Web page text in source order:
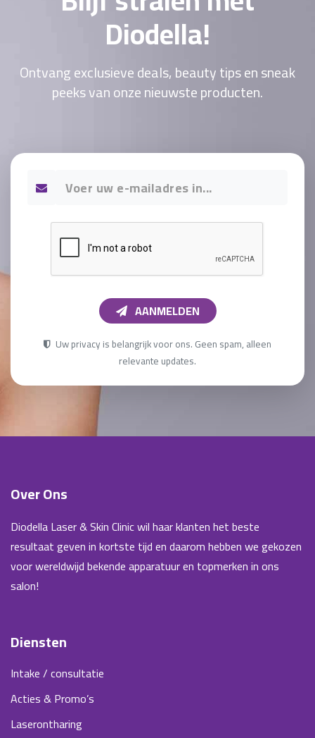
Diodella!
Ontvang exclusieve deals, beauty tips en sneak
peeks van onze nieuwste producten.
AANMELDEN
Uw privacy is belangrijk voor ons. Geen spam, alleen
relevante updates.
Over Ons
Diodella Laser & Skin Clinic wil haar klanten het beste
resultaat geven in kortste tijd en daarom hebben we gekozen
voor wereldwijd bekende apparatuur en topmerken in ons
salon!
Diensten
Intake / consultatie
Acties & Promo’s
Laserontharing